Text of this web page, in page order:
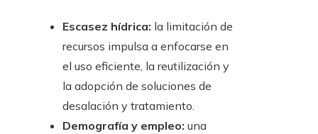
Escasez hídrica: la limitación de
recursos impulsa a enfocarse en
el uso eficiente, la reutilización y
la adopción de soluciones de
desalación y tratamiento.
Demografía y empleo: una